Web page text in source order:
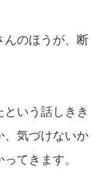
んのほうが、断
いう話しきき
、気づけないか
てきます。